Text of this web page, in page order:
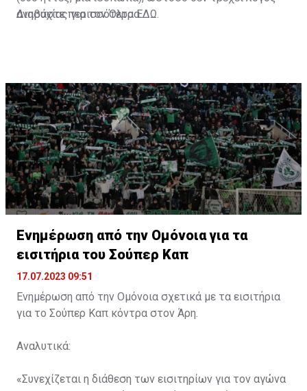
ανησυχίας για τον Όλτρα.
Διαβάστε περισσότεραΕΔΩ.
Ενημέρωση από την Ομόνοια για τα
εισιτήρια του Σούπερ Καπ
17.07.2023 09:51
Ενημέρωση από την Ομόνοια σχετικά με τα εισιτήρια
για το Σούπερ Καπ κόντρα στον Άρη.
Αναλυτικά:
«Συνεχίζεται η διάθεση των εισιτηρίων για τον αγώνα